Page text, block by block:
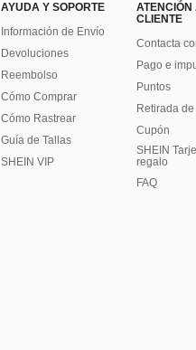
AYUDA Y SOPORTE
Información de Envío
Devoluciones
Reembolso
Cómo Comprar
Cómo Rastrear
Guía de Tallas
SHEIN VIP
ATENCIÓN
CLIENTE
Contacta
Pago e
Puntos
Retirada
Cupón
SHEIN
regalo
FAQ